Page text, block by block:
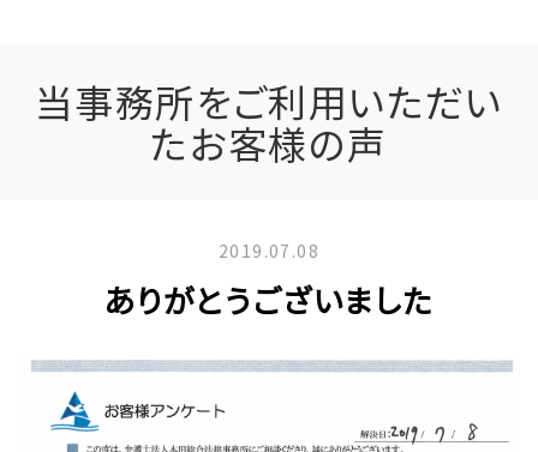
当事務所をご利用いただい
たお客様の声
2019.07.08
ありがとうございました